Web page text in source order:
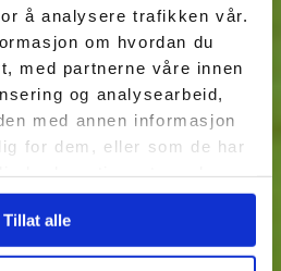
å analysere trafikken vår.
om hvordan du
med partnerne våre innen
og analysearbeid,
med annen informasjon
for dem, eller som de har
Tillat alle